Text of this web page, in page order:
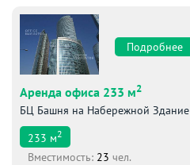
Подробнее
Аренда офиса 233 м2
БЦ Башня на Набережной
233 м2
Вместимоcть: 23 чел.